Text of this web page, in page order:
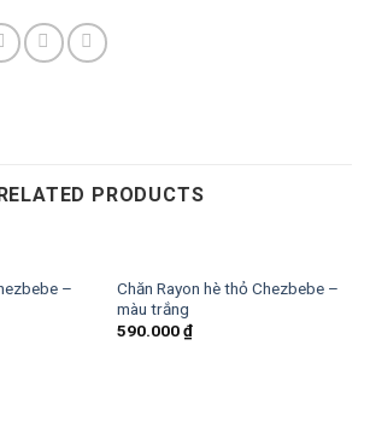
PRODUCTS
–
Chăn Rayon hè thỏ Chezbebe –
màu trắng
590.000₫